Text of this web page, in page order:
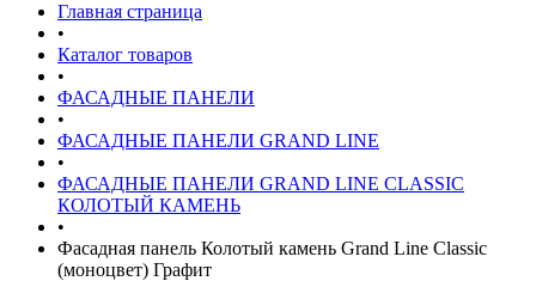
Главная страница
•
Каталог товаров
•
ФАСАДНЫЕ ПАНЕЛИ
•
ФАСАДНЫЕ ПАНЕЛИ GRAND LINE
•
ФАСАДНЫЕ ПАНЕЛИ GRAND LINE CLASSIC
КОЛОТЫЙ КАМЕНЬ
•
Фасадная панель Колотый камень Grand Line Classic
(моноцвет) Графит